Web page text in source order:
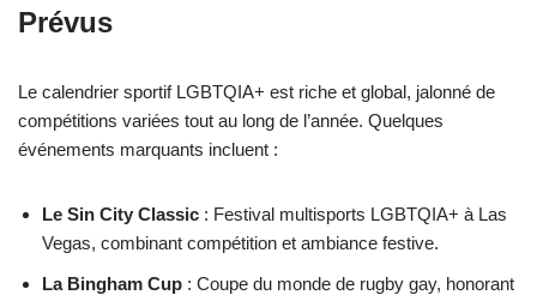
Prévus
Le calendrier sportif LGBTQIA+ est riche et global, jalonné de
compétitions variées tout au long de l’année. Quelques
événements marquants incluent :
Le Sin City Classic : Festival multisports LGBTQIA+ à Las
Vegas, combinant compétition et ambiance festive.
La Bingham Cup : Coupe du monde de rugby gay, honorant